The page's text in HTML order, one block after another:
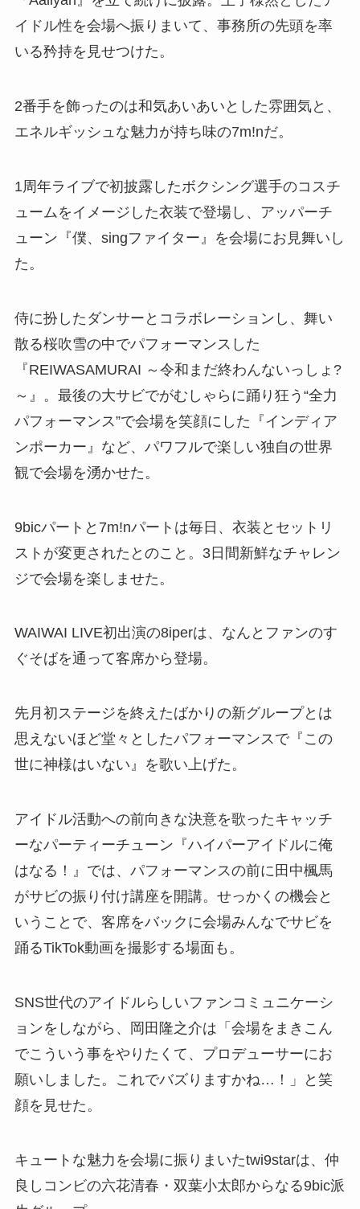
イドル性を会場へ振りまいて、事務所の先頭を率
いる矜持を見せつけた。
2番手を飾ったのは和気あいあいとした雰囲気と、
エネルギッシュな魅力が持ち味の7m!nだ。
1周年ライブで初披露したボクシング選手のコスチ
ュームをイメージした衣装で登場し、アッパーチ
ューン『僕、singファイター』を会場にお見舞いし
た。
侍に扮したダンサーとコラボレーションし、舞い
散る桜吹雪の中でパフォーマンスした
『REIWASAMURAI ～令和まだ終わんないっしょ?
～』。最後の大サビでがむしゃらに踊り狂う“全力
パフォーマンス”で会場を笑顔にした『インディア
ンポーカー』など、パワフルで楽しい独自の世界
観で会場を湧かせた。
9bicパートと7m!nパートは毎日、衣装とセットリ
ストが変更されたとのこと。3日間新鮮なチャレン
ジで会場を楽しませた。
WAIWAI LIVE初出演の8iperは、なんとファンのす
ぐそばを通って客席から登場。
先月初ステージを終えたばかりの新グループとは
思えないほど堂々としたパフォーマンスで『この
世に神様はいない』を歌い上げた。
アイドル活動への前向きな決意を歌ったキャッチ
ーなパーティーチューン『ハイパーアイドルに俺
はなる！』では、パフォーマンスの前に田中楓馬
がサビの振り付け講座を開講。せっかくの機会と
いうことで、客席をバックに会場みんなでサビを
踊るTikTok動画を撮影する場面も。
SNS世代のアイドルらしいファンコミュニケーシ
ョンをしながら、岡田隆之介は「会場をまきこん
でこういう事をやりたくて、プロデューサーにお
願いしました。これでバズりますかね…！」と笑
顔を見せた。
キュートな魅力を会場に振りまいたtwi9starは、仲
良しコンビの六花清春・双葉小太郎からなる9bic派